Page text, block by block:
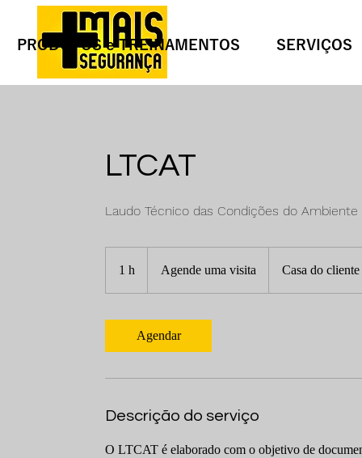
PRODUTOS e TREINAMENTOS SERVIÇOS
LTCAT
Laudo Técnico das Condições do Ambiente
1 h
visitaAgende uma visita Casa do cliente
Agendar
Descrição do serviço
O LTCAT é elaborado com o objetivo de